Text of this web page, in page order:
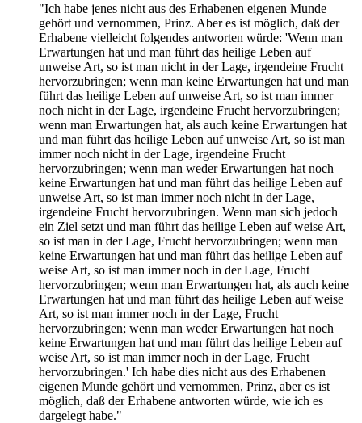
"Ich habe jenes nicht aus des Erhabenen eigenen Munde
gehört und vernommen, Prinz. Aber es ist möglich, daß der
Erhabene vielleicht folgendes antworten würde: 'Wenn man
Erwartungen hat und man führt das heilige Leben auf
unweise Art, so ist man nicht in der Lage, irgendeine Frucht
hervorzubringen; wenn man keine Erwartungen hat und man
führt das heilige Leben auf unweise Art, so ist man immer
noch nicht in der Lage, irgendeine Frucht hervorzubringen;
wenn man Erwartungen hat, als auch keine Erwartungen hat
und man führt das heilige Leben auf unweise Art, so ist man
immer noch nicht in der Lage, irgendeine Frucht
hervorzubringen; wenn man weder Erwartungen hat noch
keine Erwartungen hat und man führt das heilige Leben auf
unweise Art, so ist man immer noch nicht in der Lage,
irgendeine Frucht hervorzubringen. Wenn man sich jedoch
ein Ziel setzt und man führt das heilige Leben auf weise Art,
so ist man in der Lage, Frucht hervorzubringen; wenn man
keine Erwartungen hat und man führt das heilige Leben auf
weise Art, so ist man immer noch in der Lage, Frucht
hervorzubringen; wenn man Erwartungen hat, als auch keine
Erwartungen hat und man führt das heilige Leben auf weise
Art, so ist man immer noch in der Lage, Frucht
hervorzubringen; wenn man weder Erwartungen hat noch
keine Erwartungen hat und man führt das heilige Leben auf
weise Art, so ist man immer noch in der Lage, Frucht
hervorzubringen.' Ich habe dies nicht aus des Erhabenen
eigenen Munde gehört und vernommen, Prinz, aber es ist
möglich, daß der Erhabene antworten würde, wie ich es
dargelegt habe."